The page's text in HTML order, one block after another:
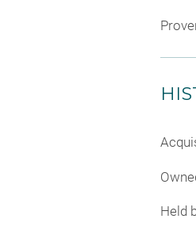
Held